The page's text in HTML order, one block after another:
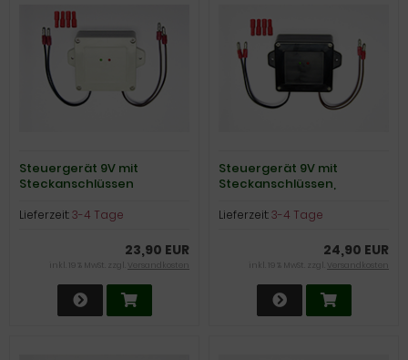
Steuergerät 9V mit
Steckanschlüssen
Lieferzeit:3-4 Tage
23,90 EUR
inkl. 19 % MwSt. zzgl. Versandkosten
Steuergerät 9V mit
Steckanschlüssen,
Lieferzeit:3-4 Tage
24,90 EUR
inkl. 19 % MwSt. zzgl. Versandkosten